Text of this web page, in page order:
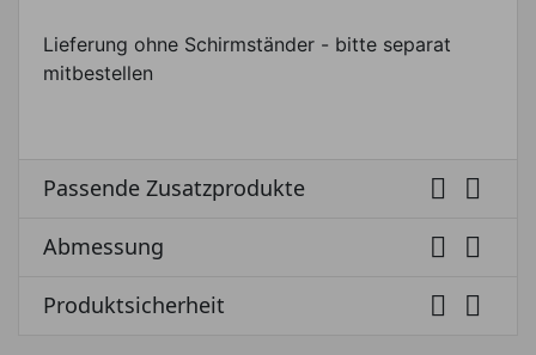
Lieferung ohne Schirmständer - bitte separat
mitbestellen
Passende Zusatzprodukte  
Abmessung  
Produktsicherheit  